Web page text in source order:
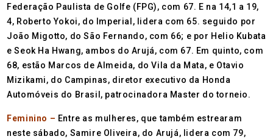
Federação Paulista de Golfe (FPG), com 67. E na 14,1 a 19,
4, Roberto Yokoi, do Imperial, lidera com 65. seguido por
João Migotto, do São Fernando, com 66; e por Helio Kubata
e Seok Ha Hwang, ambos do Arujá, com 67. Em quinto, com
68, estão Marcos de Almeida, do Vila da Mata, e Otavio
Mizikami, do Campinas, diretor executivo da Honda
Automóveis do Brasil, patrocinadora Master do torneio.
Feminino – Entre as mulheres, que também estrearam
neste sábado, Samire Oliveira, do Arujá, lidera com 79,